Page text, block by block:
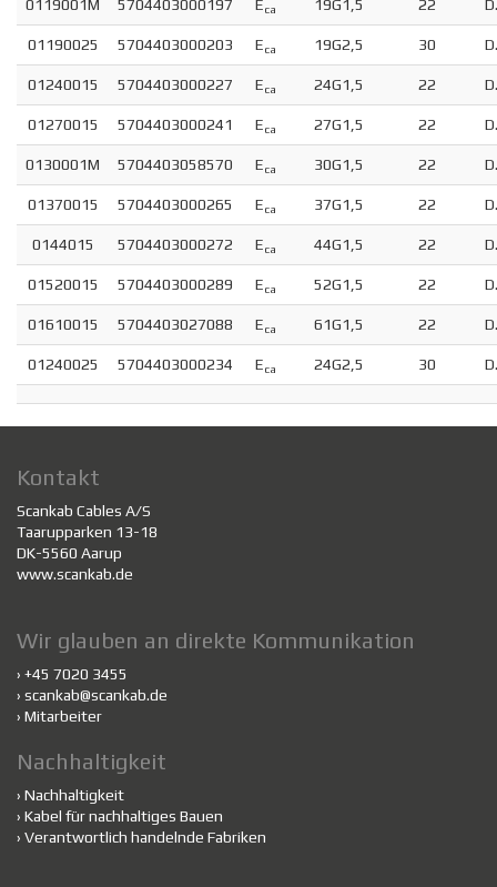
0119001M 5704403000197 Eca 19G1,5 22
01190025 5704403000203 Eca 19G2,5 30
01240015 5704403000227 Eca 24G1,5 22
01270015 5704403000241 Eca 27G1,5 22
0130001M 5704403058570 Eca 30G1,5 22
01370015 5704403000265 Eca 37G1,5 22
0144015 5704403000272 Eca 44G1,5 22
01520015 5704403000289 Eca 52G1,5 22
01610015 5704403027088 Eca 61G1,5 22
01240025 5704403000234 Eca 24G2,5 30
Kontakt
Scankab Cables A/S
Taarupparken 13-18
DK-5560 Aarup
www.scankab.de
Wir glauben an direkte Kommunikation
› +45 7020 3455
› scankab@scankab.de
› Mitarbeiter
Nachhaltigkeit
› Nachhaltigkeit
› Kabel für nachhaltiges Bauen
› Verantwortlich handelnde Fabriken